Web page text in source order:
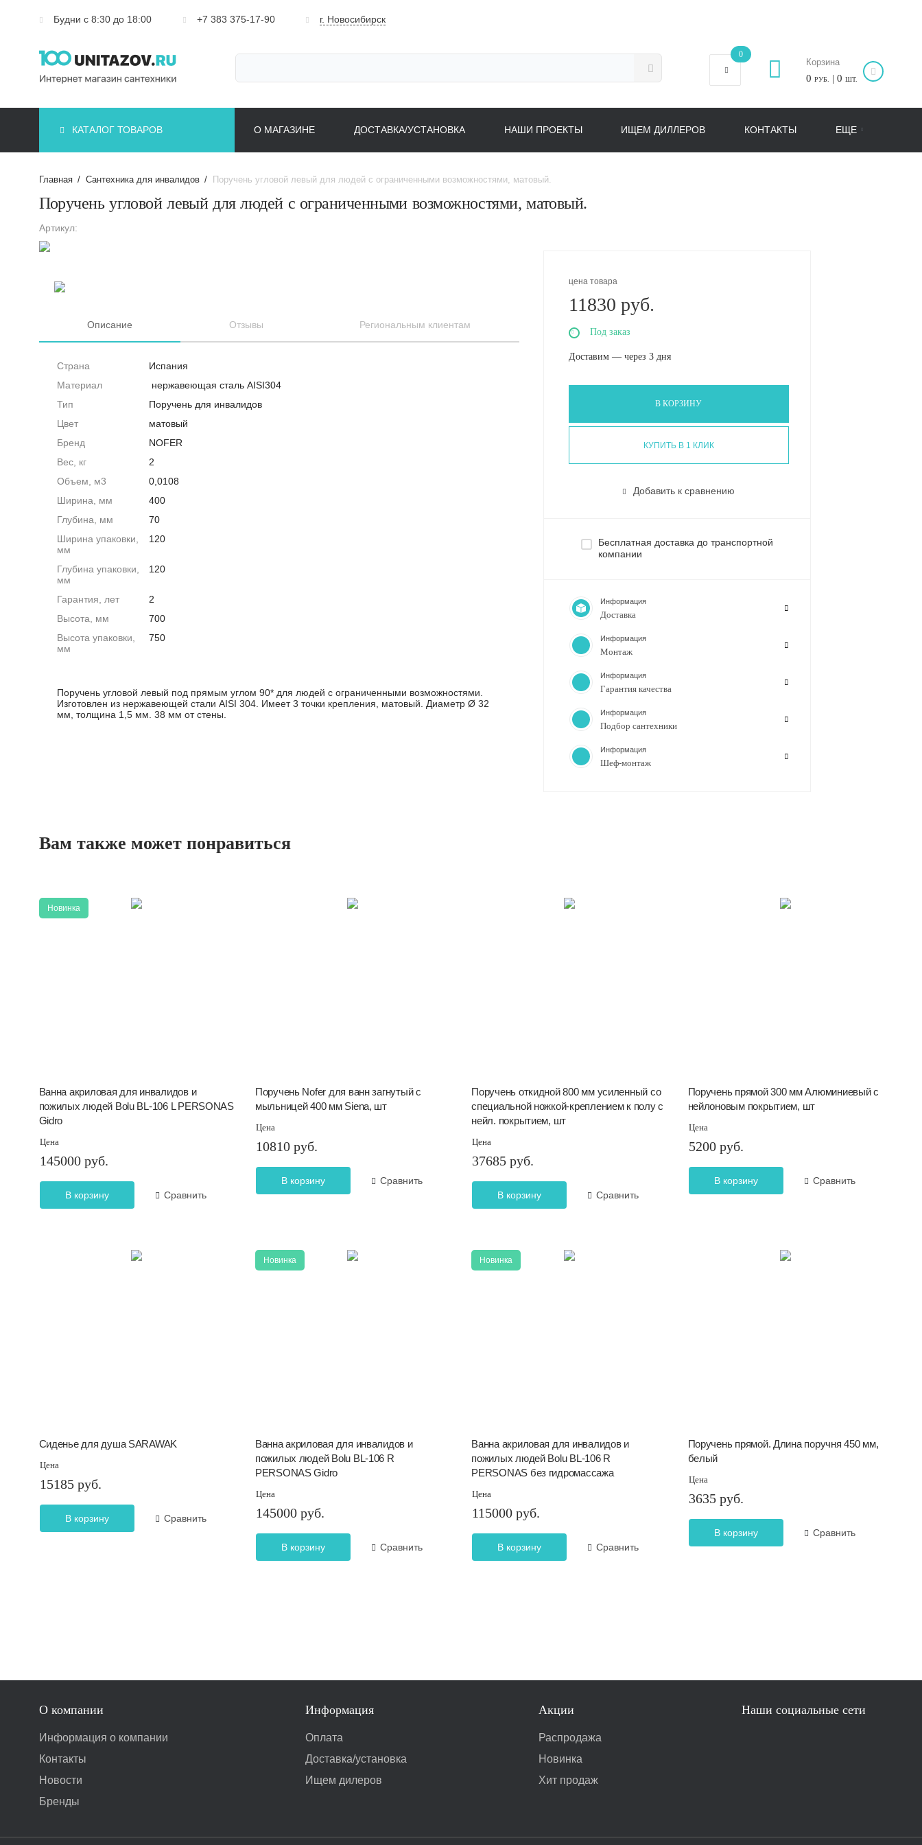
Будни с 8:30 до 18:00 +7 383 375-17-90 г. Новосибирск
0
Корзина
0 РУБ. | 0 ШТ.
КАТАЛОГ ТОВАРОВ О МАГАЗИНЕ ДОСТАВКА/УСТАНОВКА НАШИ ПРОЕКТЫ ИЩЕМ ДИЛЛЕРОВ КОНТАКТЫ ЕЩЕ
Главная / Сантехника для инвалидов / Поручень угловой левый для людей с ограниченными возможностями, матовый.
Поручень угловой левый для людей с ограниченными возможностями, матовый.
Артикул:
цена товара
11830 руб.
Под заказ
Доставим — через 3 дня
В КОРЗИНУ
КУПИТЬ В 1 КЛИК
Добавить к сравнению
Бесплатная доставка до транспортной
компании
Информация
Доставка
Информация
Монтаж
Информация
Гарантия качества
Информация
Подбор сантехники
Информация
Шеф-монтаж
Описание Отзывы Региональным клиентам
Страна
Испания
Материал
нержавеющая сталь AISI304
Тип
Поручень для инвалидов
Цвет
матовый
Бренд
NOFER
Вес, кг
2
Объем, м3
0,0108
Ширина, мм
400
Глубина, мм
70
Ширина упаковки,
мм
120
Глубина упаковки,
мм
120
Гарантия, лет
2
Высота, мм
700
Высота упаковки,
мм
750
Поручень угловой левый под прямым углом 90* для людей с ограниченными возможностями.
Изготовлен из нержавеющей стали AISI 304. Имеет 3 точки крепления, матовый. Диаметр Ø 32
мм, толщина 1,5 мм. 38 мм от стены.
Вам также может понравиться
Новинка
Ванна акриловая для инвалидов и
пожилых людей Bolu BL-106 L PERSONAS
Gidro
Цена
145000 руб.
В корзину Сравнить
Поручень Nofer для ванн загнутый с
мыльницей 400 мм Siena, шт
Цена
10810 руб.
В корзину Сравнить
Поручень откидной 800 мм усиленный со
специальной ножкой-креплением к полу с
нейл. покрытием, шт
Цена
37685 руб.
В корзину Сравнить
Поручень прямой 300 мм Алюминиевый с
нейлоновым покрытием, шт
Цена
5200 руб.
В корзину Сравнить
Сиденье для душа SARAWAK
Цена
15185 руб.
В корзину Сравнить
Новинка
Ванна акриловая для инвалидов и
пожилых людей Bolu BL-106 R
PERSONAS Gidro
Цена
145000 руб.
В корзину Сравнить
Новинка
Ванна акриловая для инвалидов и
пожилых людей Bolu BL-106 R
PERSONAS без гидромассажа
Цена
115000 руб.
В корзину Сравнить
Поручень прямой. Длина поручня 450 мм,
белый
Цена
3635 руб.
В корзину Сравнить
О компании
Информация о компании
Контакты
Новости
Бренды
Информация
Оплата
Доставка/установка
Ищем дилеров
Акции
Распродажа
Новинка
Хит продаж
Наши социальные сети